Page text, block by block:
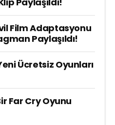
Film Adaptasyonu
Paylaşıldı!
Ücretsiz Oyunları
Far Cry Oyunu